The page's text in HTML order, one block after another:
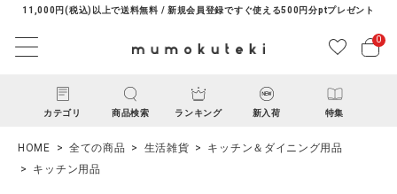
11,000円(税込)以上で送料無料 / 新規会員登録ですぐ使える500円分ptプレゼント
0
カテゴリ 商品検索 ランキング 新入荷 特集
HOME 全ての商品 生活雑貨
キッチン＆ダイニング用品
キッチン用品